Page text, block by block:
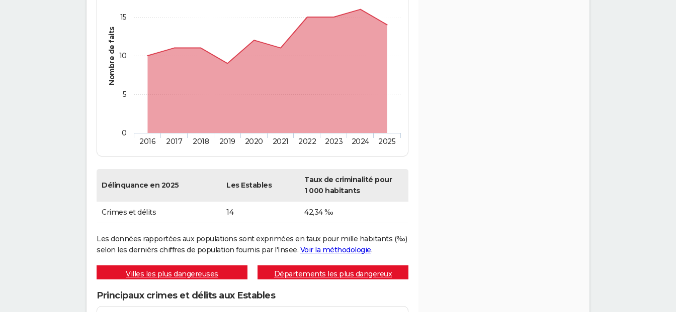
Nombre de faits
2016 2017 2018 2019 2020 2021 2022 2023 2024 2025
0
5
10
15
Délinquance en 2025 Les Estables
Taux de criminalité pour
1 000 habitants
Crimes et délits 14 42,34 ‰
Les données rapportées aux populations sont exprimées en taux pour mille habitants (‰)
selon les dernièrs chiffres de population fournis par l'Insee. Voir la méthodologie.
Villes les plus dangereuses Départements les plus dangereux
Principaux crimes et délits aux Estables